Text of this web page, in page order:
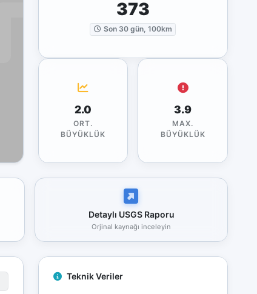
373
Son 30 gün, 100km
2.0
ORT.
BÜYÜKLÜK
3.9
MAX.
BÜYÜKLÜK
Detaylı USGS Raporu
Orjinal kaynağı inceleyin
Teknik Veriler